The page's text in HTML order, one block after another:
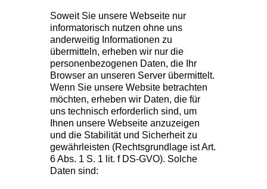
Soweit Sie unsere Webseite nur
informatorisch nutzen ohne uns
anderweitig Informationen zu
übermitteln, erheben wir nur die
personenbezogenen Daten, die Ihr
Browser an unseren Server übermittelt.
Wenn Sie unsere Website betrachten
möchten, erheben wir Daten, die für
uns technisch erforderlich sind, um
Ihnen unsere Webseite anzuzeigen
und die Stabilität und Sicherheit zu
gewährleisten (Rechtsgrundlage ist Art.
6 Abs. 1 S. 1 lit. f DS-GVO). Solche
Daten sind: